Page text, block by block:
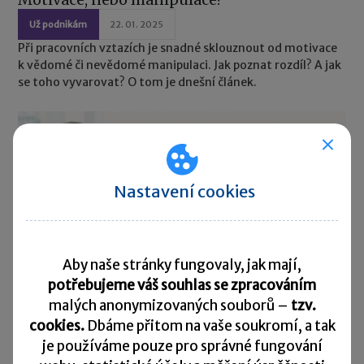
Už podnikám 22. 01. 2025
Při pracovních vztazích je snadné sklouznout od motivace
k vědomé či nevědomé manipulaci. Jak poznat rozdíl? A jak
se toho vyvarovat? O tom je dnešní článek.
Nastavení cookies
Aby naše stránky fungovaly, jak mají,
potřebujeme váš souhlas se zpracováním
malých anonymizovaných souborů – tzv.
cookies. Dbáme přitom na vaše soukromí, a tak
je používáme pouze pro správné fungování